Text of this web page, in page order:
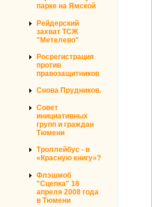
парке на Ямской
Рейдерский
захват ТСЖ
"Метелево"
Росрегистрация
против
правозащитников
Снова Прудников.
Совет
инициативных
групп и граждан
Тюмени
Троллейбус - в
«Красную книгу»?
Флэшмоб
"Сцепка" 18
апреля 2008 года
в Тюмени